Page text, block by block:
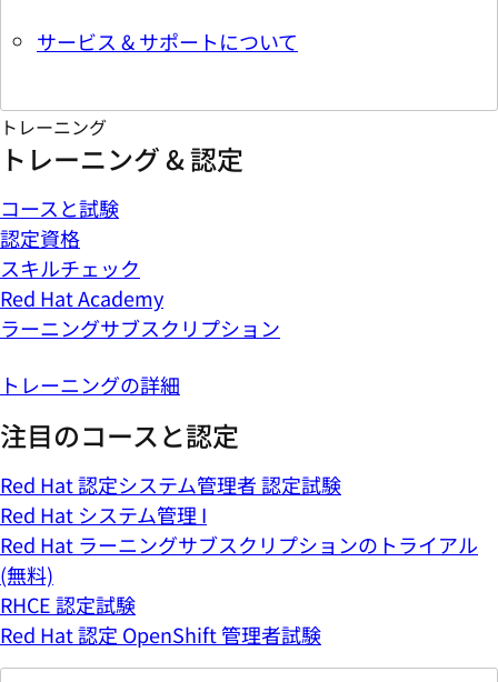
サービス & サポートについて
トレーニング
トレーニング & 認定
コースと試験
認定資格
スキルチェック
Red Hat Academy
ラーニングサブスクリプション
トレーニングの詳細
注目のコースと認定
Red Hat 認定システム管理者 認定試験
Red Hat システム管理 I
Red Hat ラーニングサブスクリプションのトライアル
(無料)
RHCE 認定試験
Red Hat 認定 OpenShift 管理者試験